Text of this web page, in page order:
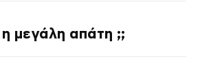
μεγάλη απάτη ;;